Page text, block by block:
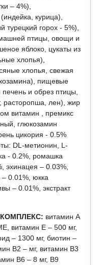
– 4%),
курица),
турецкий горох - 5%),
птицы, овощи и
яблоко, цукаты из
хлопья),
хлопья, свежая
пищевые
и обрез птицы,
лен), жир
витамин , премикс
глюкозамин
цикория - 0.5%
DL-метионин, L-
- 0.2%, ромашка
эхинацея – 0.03%,
0.01%, юкка
– 0.01%, экстракт
витамин A
витамин Е – 500 мг,
– 1300 мг, биотин –
В2 – мг, витамин В3
В6 – 8 мг, В9